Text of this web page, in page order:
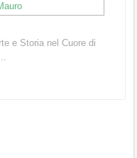
e Storia nel Cuore di